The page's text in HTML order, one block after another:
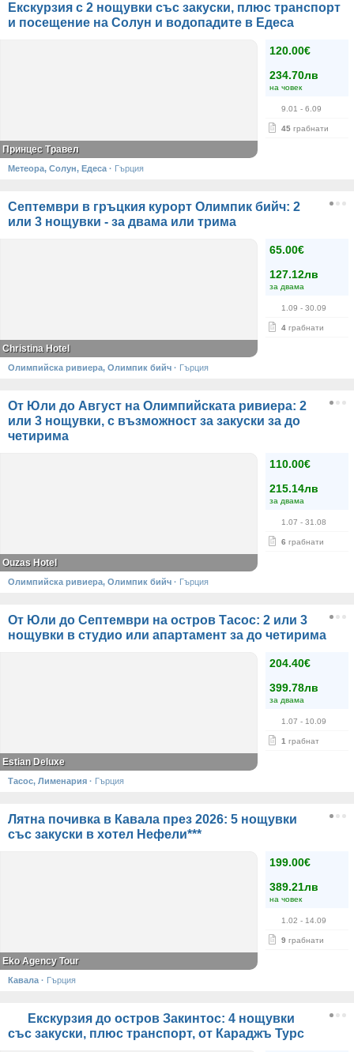
Екскурзия с 2 нощувки със закуски, плюс транспорт
и посещение на Солун и водопадите в Едеса
120.00€
234.70лв
на човек
9.01 - 6.09
45 грабнати
Принцес Травел
Метеора, Солун, Едеса · Гърция
Септември в гръцкия курорт Олимпик бийч: 2
или 3 нощувки - за двама или трима
65.00€
127.12лв
за двама
1.09 - 30.09
4 грабнати
Christina Hotel
Олимпийска ривиера, Олимпик бийч · Гърция
От Юли до Август на Олимпийската ривиера: 2
или 3 нощувки, с възможност за закуски за до
четирима
110.00€
215.14лв
за двама
1.07 - 31.08
6 грабнати
Ouzas Hotel
Олимпийска ривиера, Олимпик бийч · Гърция
От Юли до Септември на остров Тасос: 2 или 3
нощувки в студио или апартамент за до четирима
204.40€
399.78лв
за двама
1.07 - 10.09
1 грабнат
Estian Deluxe
Тасос, Лименария · Гърция
Лятна почивка в Кавала през 2026: 5 нощувки
със закуски в хотел Нефели***
199.00€
389.21лв
на човек
1.02 - 14.09
9 грабнати
Eko Agency Tour
Кавала · Гърция
Екскурзия до остров Закинтос: 4 нощувки
със закуски, плюс транспорт, от Караджъ Турс